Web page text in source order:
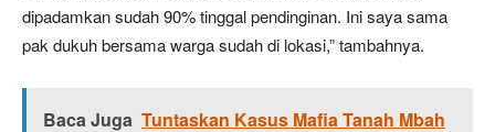
dipadamkan sudah 90% tinggal pendinginan. Ini saya sama
pak dukuh bersama warga sudah di lokasi,” tambahnya.
Baca Juga Tuntaskan Kasus Mafia Tanah Mbah